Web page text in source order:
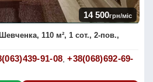
14 500грн/міс
110 м², 1 сот., 2-пов.,
91-08 ,+38(068)692-69-